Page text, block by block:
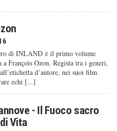
di INLAND è il primo volume
François Ozon. Regista tra i generi,
d’autore, nei suoi film
echi [...]
- Il Fuoco sacro
Vita